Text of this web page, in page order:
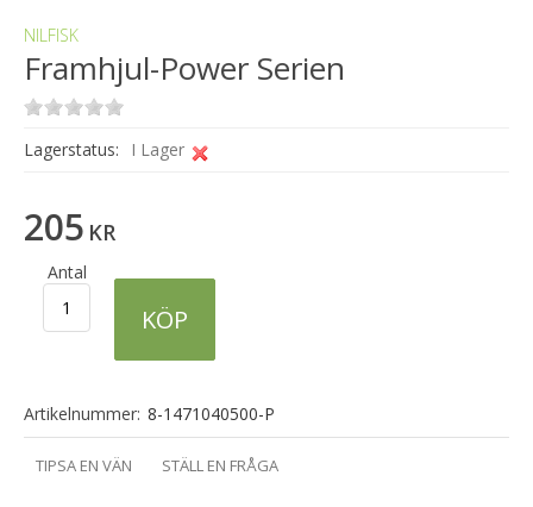
NILFISK
Framhjul-Power Serien
Lagerstatus: I Lager
205 KR
Antal
KÖP
Artikelnummer: 8-1471040500-P
TIPSA EN VÄN STÄLL EN FRÅGA